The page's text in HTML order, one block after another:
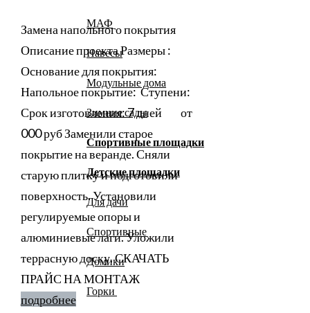
МАФ
Навесы
Модульные дома
Зимние сады
Спортивные площадки
Детские площадки
Для дачи
Спортивные
Домики
Горки
Замена напольного покрытия
Описание проекта Размеры :
Основание для покрытия:
Напольное покрытие: Ступени:
Срок изготовления: 7 дней от
000 руб Заменили старое
покрытие на веранде. Сняли
старую плитку и подготовили
поверхность. Установили
регулируемые опоры и
алюминиевые лаги. Уложили
террасную доску. СКАЧАТЬ
ПРАЙС НА МОНТАЖ
подробнее